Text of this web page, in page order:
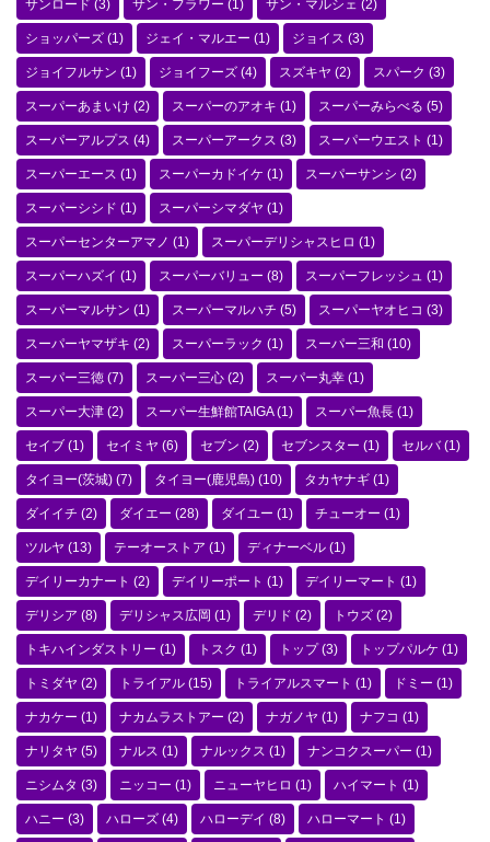
サンロード (3) サン・フラワー (1) サン・マルシェ (2)
ショッパーズ (1) ジェイ・マルエー (1) ジョイス (3)
ジョイフルサン (1) ジョイフーズ (4) スズキヤ (2) スパーク (3)
スーパーあまいけ (2) スーパーのアオキ (1) スーパーみらべる (5)
スーパーアルプス (4) スーパーアークス (3) スーパーウエスト (1)
スーパーエース (1) スーパーカドイケ (1) スーパーサンシ (2)
スーパーシシド (1) スーパーシマダヤ (1)
スーパーセンターアマノ (1) スーパーデリシャスヒロ (1)
スーパーハズイ (1) スーパーバリュー (8) スーパーフレッシュ (1)
スーパーマルサン (1) スーパーマルハチ (5) スーパーヤオヒコ (3)
スーパーヤマザキ (2) スーパーラック (1) スーパー三和 (10)
スーパー三徳 (7) スーパー三心 (2) スーパー丸幸 (1)
スーパー大津 (2) スーパー生鮮館TAIGA(1) スーパー魚長 (1)
セイブ (1) セイミヤ (6) セブン (2) セブンスター (1) セルバ(1)
タイヨー(茨城) (7) タイヨー(鹿児島) (10) タカヤナギ (1)
ダイイチ (2) ダイエー (28) ダイユー (1) チューオー (1)
ツルヤ (13) テーオーストア (1) ディナーベル (1)
デイリーカナート (2) デイリーポート (1) デイリーマート (1)
デリシア (8) デリシャス広岡 (1) デリド (2) トウズ (2)
トキハインダストリー (1) トスク (1) トップ(3) トップパルケ (1)
トミダヤ (2) トライアル (15) トライアルスマート (1) ドミー (1)
ナカケー (1) ナカムラストアー (2) ナガノヤ (1) ナフコ (1)
ナリタヤ (5) ナルス (1) ナルックス (1) ナンコクスーパー (1)
ニシムタ (3) ニッコー (1) ニューヤヒロ (1) ハイマート (1)
ハニー (3) ハローズ (4) ハローデイ (8) ハローマート (1)